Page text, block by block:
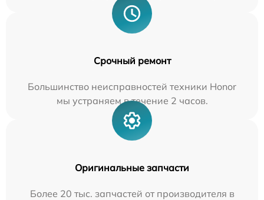
Срочный ремонт
Большинство неисправностей техники Honor
мы устраняем в течение 2 часов.
Оригинальные запчасти
Более 20 тыс. запчастей от производителя в